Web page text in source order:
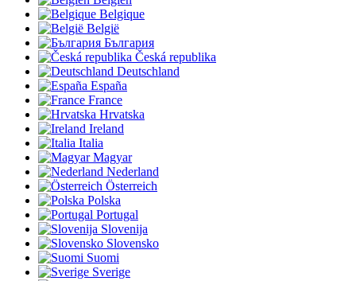
Belgique
België
България
Česká republika
Deutschland
España
France
Hrvatska
Ireland
Italia
Magyar
Nederland
Österreich
Polska
Portugal
Slovenija
Slovensko
Suomi
Sverige